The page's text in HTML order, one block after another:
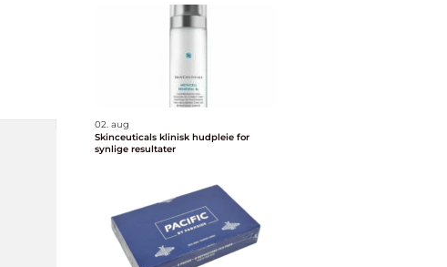
02. aug
Skinceuticals klinisk hudpleie for
synlige resultater